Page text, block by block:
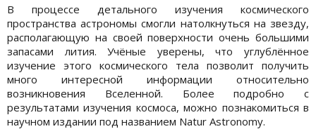
В процессе детального изучения космического
пространства астрономы смогли натолкнуться на звезду,
располагающую на своей поверхности очень большими
запасами лития. Учёные уверены, что углублённое
изучение этого космического тела позволит получить
много интересной информации относительно
возникновения Вселенной. Более подробно с
результатами изучения космоса, можно познакомиться в
научном издании под названием Natur Astronomy.